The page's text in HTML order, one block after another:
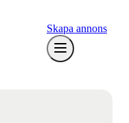
Skapa annons